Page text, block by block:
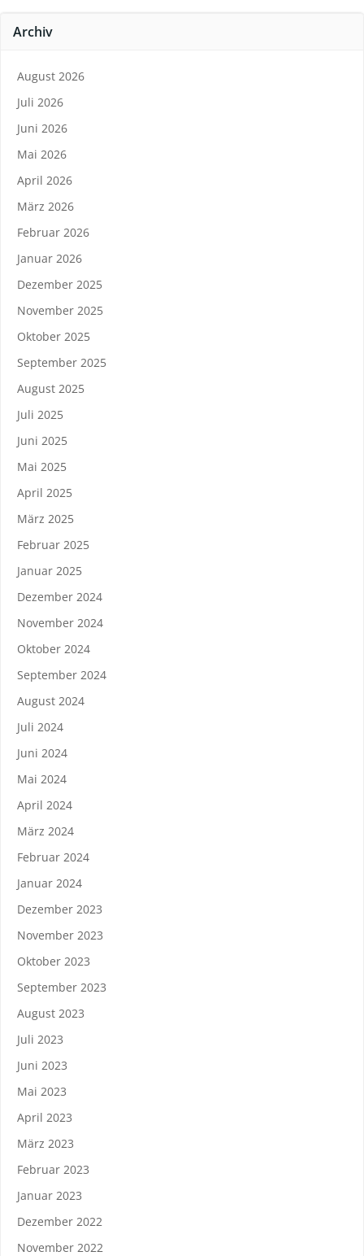
Archiv
August 2026
Juli 2026
Juni 2026
Mai 2026
April 2026
März 2026
Februar 2026
Januar 2026
Dezember 2025
November 2025
Oktober 2025
September 2025
August 2025
Juli 2025
Juni 2025
Mai 2025
April 2025
März 2025
Februar 2025
Januar 2025
Dezember 2024
November 2024
Oktober 2024
September 2024
August 2024
Juli 2024
Juni 2024
Mai 2024
April 2024
März 2024
Februar 2024
Januar 2024
Dezember 2023
November 2023
Oktober 2023
September 2023
August 2023
Juli 2023
Juni 2023
Mai 2023
April 2023
März 2023
Februar 2023
Januar 2023
Dezember 2022
November 2022